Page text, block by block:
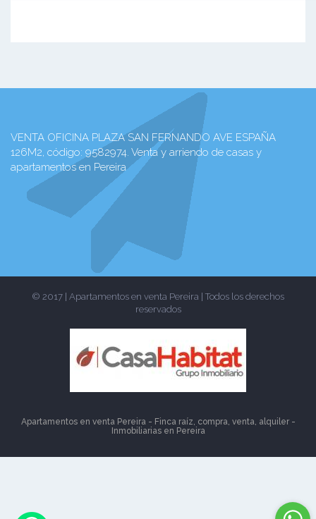
VENTA OFICINA PLAZA SAN FERNANDO AVE ESPAÑA
126M2, código: 9582974. Venta y arriendo de casas y
apartamentos en Pereira
© 2017 | Apartamentos en venta Pereira | Todos los derechos
reservados
Apartamentos en venta Pereira - Finca raíz, compra, venta, alquiler -
Inmobiliarias en Pereira